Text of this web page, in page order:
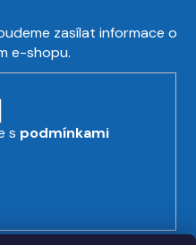
zasílat informace o
e-shopu.
s podmínkami